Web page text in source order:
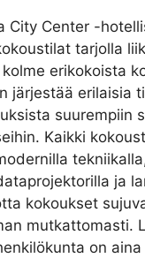
City Center -
tarjolla
erikokoista
järjestää erilaisia
suurempiin
Kaikki
ja
kokoukset
mutkattomasti.
on aina